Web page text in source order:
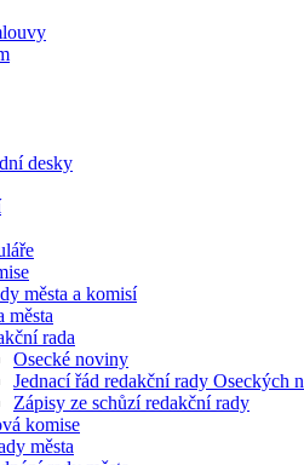
desky
města a komisí
města
rada
Osecké noviny
Jednací řád redakční rady Oseckých
Zápisy ze schůzí redakční rady
komise
města